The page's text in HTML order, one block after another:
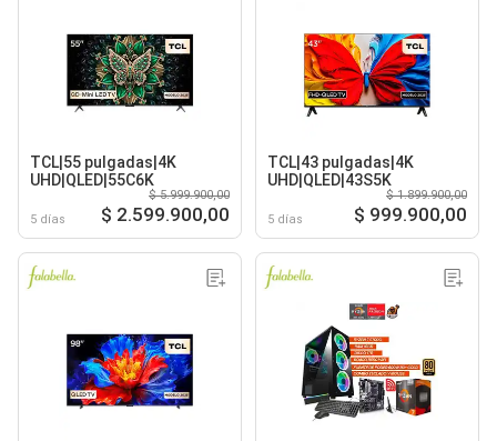
TCL|55 pulgadas|4K
UHD|QLED|55C6K
5 días
$ 5.999.900,00
$ 2.599.900,00
TCL|43 pulgadas|4K
UHD|QLED|43S5K
5 días
$ 1.899.900,00
$ 999.900,00